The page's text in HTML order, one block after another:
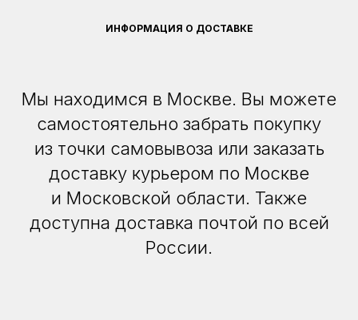
ИНФОРМАЦИЯ О ДОСТАВКЕ
Мы находимся в Москве. Вы можете
самостоятельно забрать покупку
из точки самовывоза или заказать
доставку курьером по Москве
и Московской области. Также
доступна доставка почтой по всей
России.